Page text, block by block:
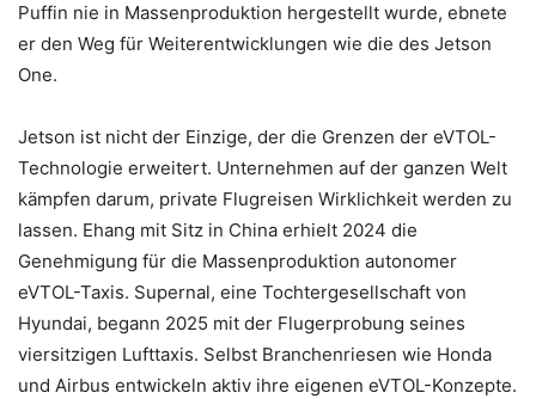
Puffin nie in Massenproduktion hergestellt wurde, ebnete
er den Weg für Weiterentwicklungen wie die des Jetson
One.
Jetson ist nicht der Einzige, der die Grenzen der eVTOL-
Technologie erweitert. Unternehmen auf der ganzen Welt
kämpfen darum, private Flugreisen Wirklichkeit werden zu
lassen. Ehang mit Sitz in China erhielt 2024 die
Genehmigung für die Massenproduktion autonomer
eVTOL-Taxis. Supernal, eine Tochtergesellschaft von
Hyundai, begann 2025 mit der Flugerprobung seines
viersitzigen Lufttaxis. Selbst Branchenriesen wie Honda
und Airbus entwickeln aktiv ihre eigenen eVTOL-Konzepte.